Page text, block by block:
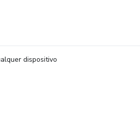
dispositivo